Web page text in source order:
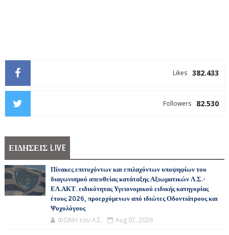
382.433
Likes
82.530
Followers
ΕΙΔΗΣΕΙΣ LIVE
Πίνακες επιτυχόντων και επιλαχόντων υποψηφίων του
διαγωνισμού απευθείας κατάταξης Αξιωματικών Λ.Σ.-
ΕΛ.ΑΚΤ. ειδικότητας Υγειονομικού ειδικής κατηγορίας
έτους 2026, προερχόμενων από ιδιώτες Οδοντιάτρους και
Ψυχολόγους
ΦΩΝΗ του Λ.Σ. Aug 07, 2026